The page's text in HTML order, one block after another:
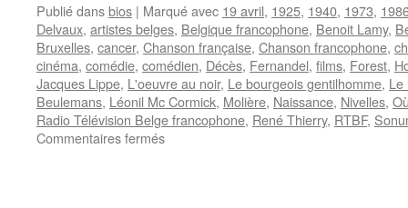
Publié dansbios | Marqué avec 19 avril, 1925, 1940, 1973,
Delvaux, artistes belges, Belgique francophone, Benoit Lamy,
Bruxelles, cancer, Chanson française, Chanson francophone,
cinéma, comédie, comédien, Décès, Fernandel, films, Forest,
Jacques Lippe, L'oeuvre au noir, Le bourgeois gentilhomme, Le
Beulemans, Léonil Mc Cormick, Molière, Naissance, Nivelles,
Radio Télévision Belge francophone, René Thierry, RTBF,
Commentaires ferméssur